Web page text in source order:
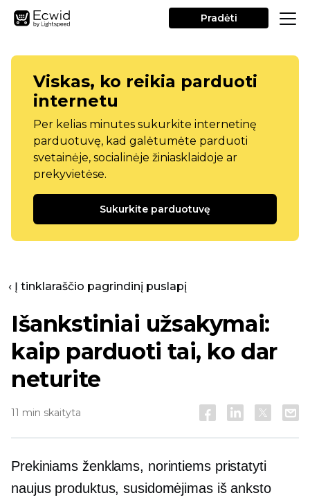
Pradėti
Viskas, ko reikia parduoti
internetu
Per kelias minutes sukurkite internetinę
parduotuvę, kad galėtumėte parduoti
svetainėje, socialinėje žiniasklaidoje ar
prekyvietėse.
Sukurkite parduotuvę
‹ Į tinklaraščio pagrindinį puslapį
Išankstiniai užsakymai:
kaip parduoti tai, ko dar
neturite
11 min skaityta
Prekiniams ženklams, norintiems pristatyti
naujus produktus, susidomėjimas iš anksto